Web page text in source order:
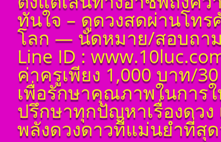
ทันใจ – ดูดวงสดผ่านโท
โลก — นัดหมาย/สอบถา
Line ID :
ค่าครูเพียง 1,000 บาท/
เพื่อรักษาคุณภาพในการ
ปรึกษาทุกปัญหาเรื่องดว
พลังดวงดาวที่แม่นยำที่สุ